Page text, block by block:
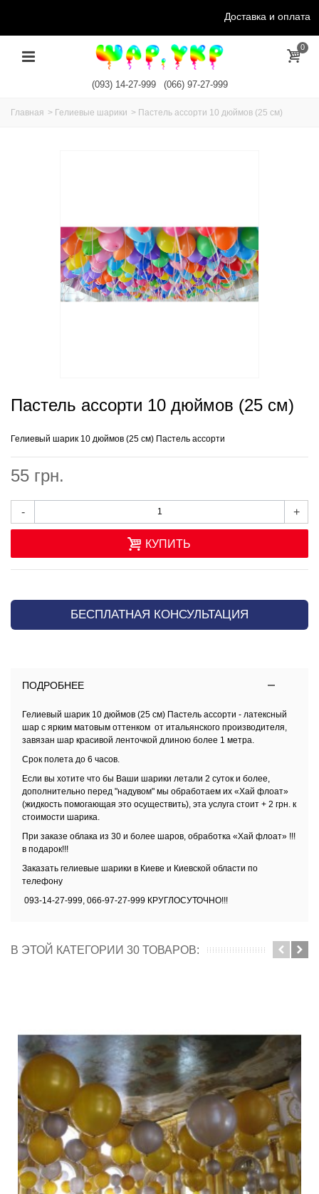
Доставка и оплата
0
(093) 14-27-999 (066) 97-27-999
Главная > Гелиевые шарики > Пастель ассорти 10 дюймов (25 см)
Пастель ассорти 10 дюймов (25 см)
Гелиевый шарик 10 дюймов (25 см) Пастель ассорти
55 грн.
- +
КУПИТЬ
БЕСПЛАТНАЯ КОНСУЛЬТАЦИЯ
ПОДРОБНЕЕ
Гелиевый шарик 10 дюймов (25 см) Пастель ассорти - латексный
шар с ярким матовым оттенком от итальянского производителя,
завязан шар красивой ленточкой длиною более 1 метра.
Срок полета до 6 часов.
Если вы хотите что бы Ваши шарики летали 2 суток и более,
дополнительно перед "надувом" мы обработаем их «Хай флоат»
(жидкость помогающая это осуществить), эта услуга стоит + 2 грн. к
стоимости шарика.
При заказе облака из 30 и более шаров, обработка «Хай флоат» !!!
в подарок!!!
Заказать гелиевые шарики в Киеве и Киевской области по
телефону
093-14-27-999, 066-97-27-999 КРУГЛОСУТОЧНО!!!
В ЭТОЙ КАТЕГОРИИ 30 ТОВАРОВ: